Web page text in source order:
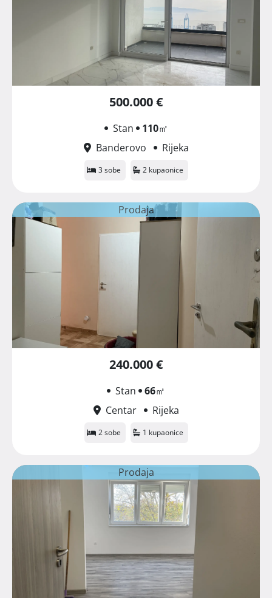
500.000 €
Stan 110㎡
Banderovo
Rijeka
3 sobe 2 kupaonice
Prodaja
240.000 €
Stan 66㎡
Centar
Rijeka
2 sobe 1 kupaonice
Prodaja